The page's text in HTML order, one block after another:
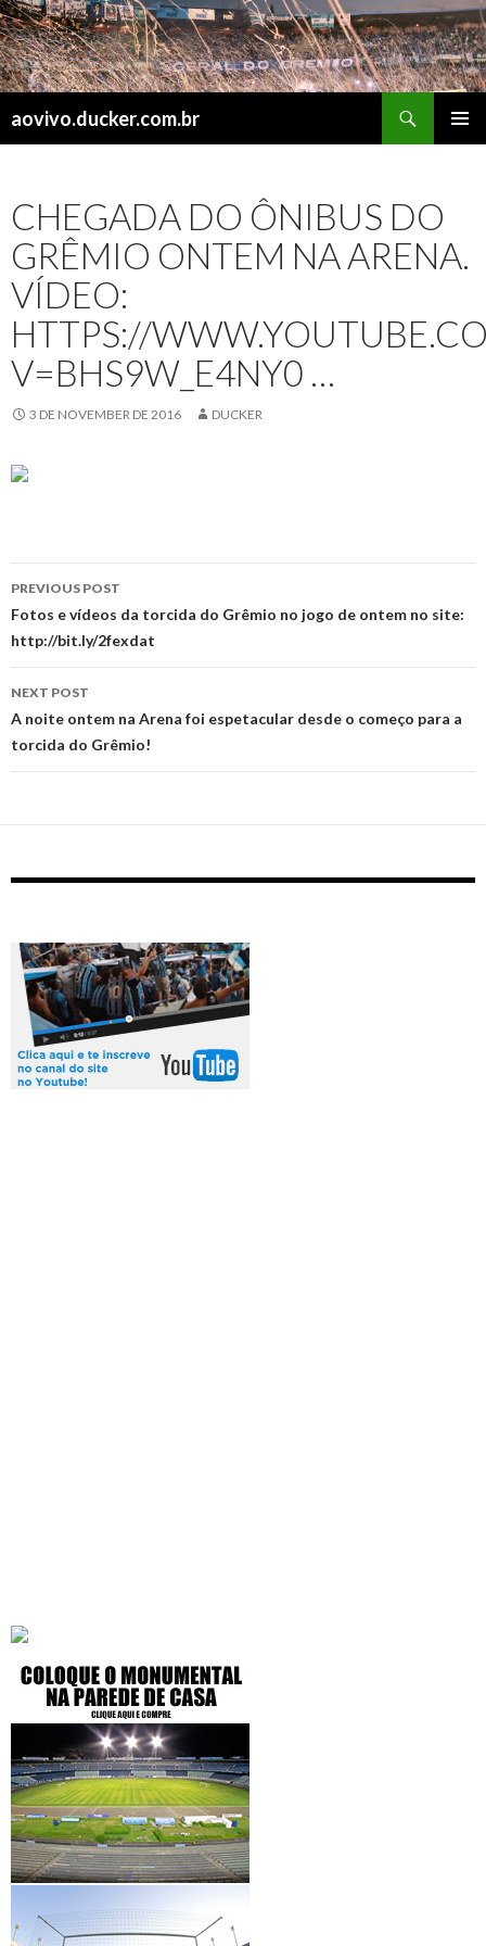
aovivo.ducker.com.br
CHEGADA DO ÔNIBUS DO
GRÊMIO ONTEM NA ARENA.
VÍDEO:
HTTPS://
V=BHS9W_E4NY0 …
3 DE NOVEMBER DE 2016 DUCKER
Post
navigation
PREVIOUS POST
Fotos e vídeos da torcida do Grêmio no jogo de ontem no site:
http://bit.ly/2fexdat
NEXT POST
A noite ontem na Arena foi espetacular desde o começo para a
torcida do Grêmio!